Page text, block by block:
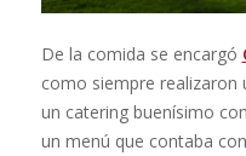
De la comida se encargó
como siempre realizaron
un catering buenísimo
un menú que contaba